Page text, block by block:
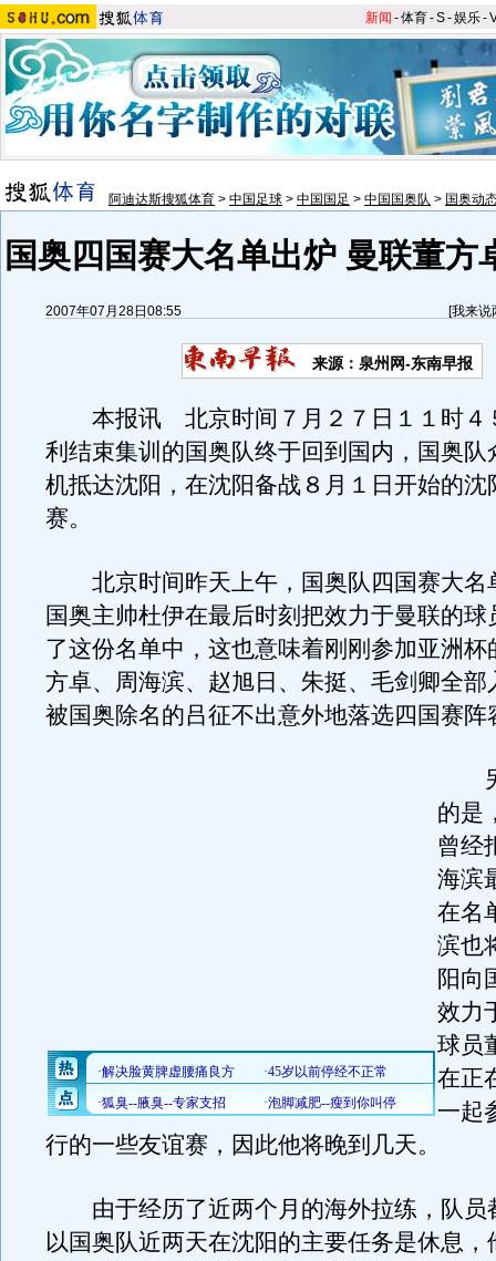
新闻 -体育-S-娱乐-
阿迪达斯搜狐体育 > 中国足球 > 中国国足 > 中国国奥队 > 国奥动
国奥四国赛大名单出炉 曼联董方
2007年07月28日08:55 [我来说
来源：泉州网-东南早报
本报讯 北京时间７月２７日１１时４
利结束集训的国奥队终于回到国内，国奥队
机抵达沈阳，在沈阳备战８月１日开始的沈
赛。
北京时间昨天上午，国奥队四国赛大名
国奥主帅杜伊在最后时刻把效力于曼联的球
了这份名单中，这也意味着刚刚参加亚洲杯
方卓、周海滨、赵旭日、朱挺、毛剑卿全部
被国奥除名的吕征不出意外地落选四国赛阵
另
的是
曾经
海滨
在名
滨也
阳向
效力
球员
在正
一起
行的一些友谊赛，因此他将晚到几天。
由于经历了近两个月的海外拉练，队员
以国奥队近两天在沈阳的主要任务是休息，